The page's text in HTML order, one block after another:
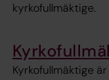
kyrkofullmäktige.
Kyrkofullmäktige